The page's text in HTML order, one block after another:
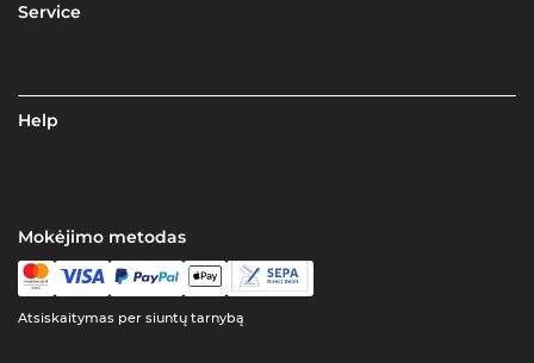
Service
Help
Mokėjimo metodas
Atsiskaitymas per siuntų tarnybą